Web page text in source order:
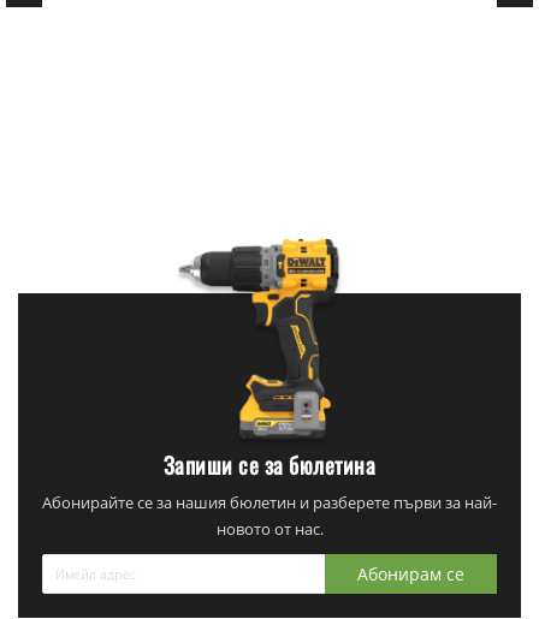
Запиши се за бюлетина
Абонирайте се за нашия бюлетин и разберете първи за най-
новото от нас.
Абонирам се